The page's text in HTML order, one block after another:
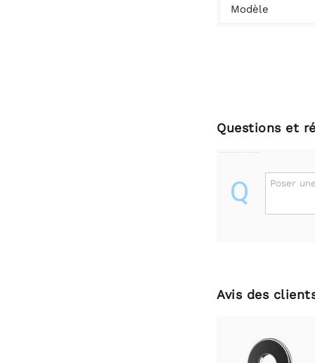
Modèle
Questions et
Q Poser
Avis des